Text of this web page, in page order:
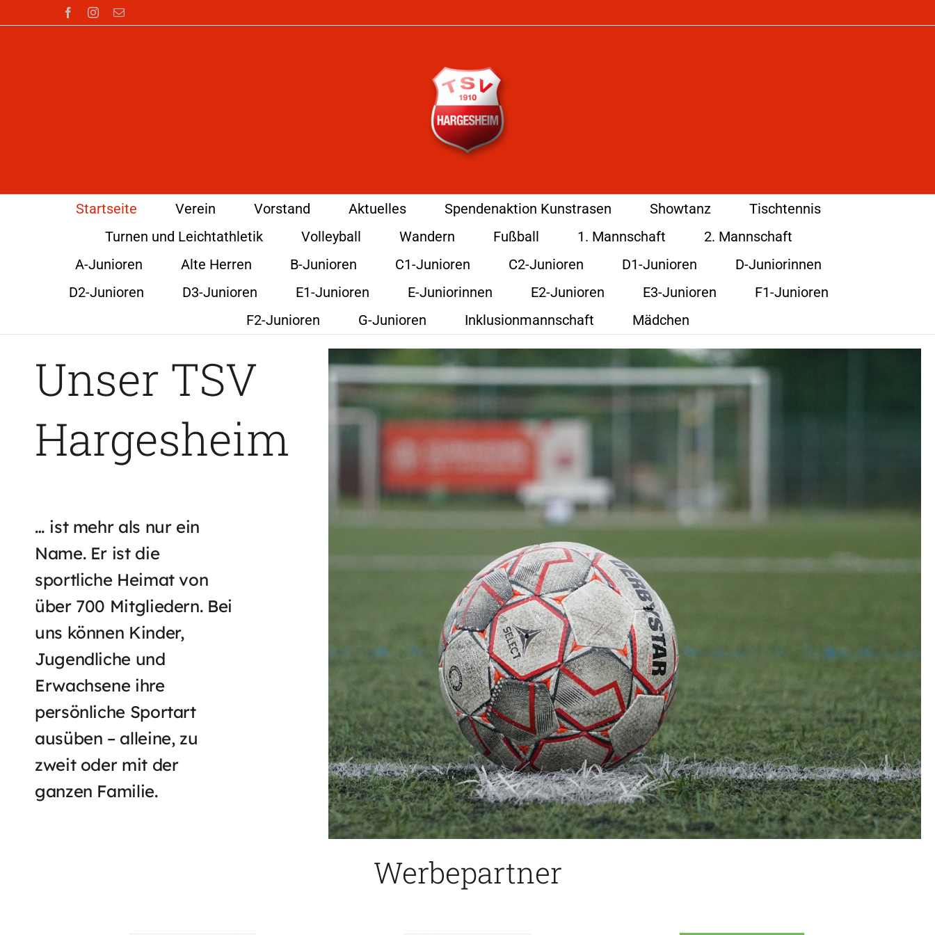
FacebookInstagram
E-
Mail
Startseite Verein Vorstand Aktuelles Spendenaktion Kunstrasen Showtanz
Tischtennis
Turnen und Leichtathletik
Volleyball Wandern Fußball 1. Mannschaft
2. Mannschaft
A-Junioren
Alte Herren B-Junioren C1-Junioren C2-Junioren D1-Junioren
D-Juniorinnen
D2-Junioren
D3-Junioren E1-Junioren E-Juniorinnen E2-Junioren E3-Junioren
F1-Junioren
F2-Junioren
G-Junioren Inklusionmannschaft Mädchen
Unser TSV
Hargesheim
… ist mehr als nur ein
Name. Er ist die
sportliche Heimat von
über 700 Mitgliedern. Bei
uns können Kinder,
Jugendliche und
Erwachsene ihre
persönliche Sportart
ausüben – alleine, zu
zweit oder mit der
ganzen Familie.
Werbepartner